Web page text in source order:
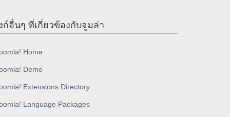
ก์อื่นๆ ที่เกี่ยวข้องกับจูมล่า
Home
Demo
Extensions Directory
Language Packages